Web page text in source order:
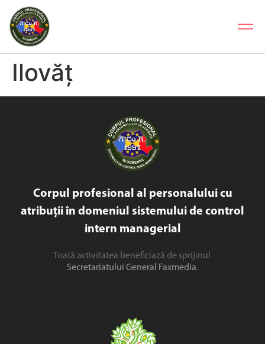
Ilovăț
Corpul profesional al personalului cu
atribuții în domeniul sistemului de control
intern managerial
Toată activitatea beneficiază de sprijinul
Secretariatului General Faxmedia.